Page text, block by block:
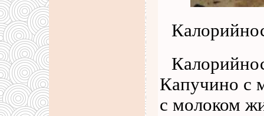
Капучино с
с молоком